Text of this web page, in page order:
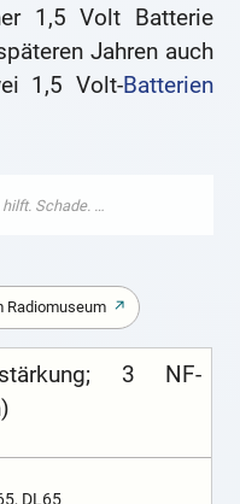
1,5 Volt Batterie
Jahren auch
1,5 Volt-Batterien
Radiomuseum
3 NF-